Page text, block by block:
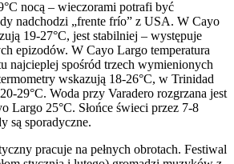
nocą – wieczorami potrafi być
nadchodzi „frente frío” z USA. W Cayo
19-27°C, jest stabilniej – występuje
epizodów. W Cayo Largo temperatura
najcieplej spośród trzech wymienionych
wskazują 18-26°C, w Trinidad
29°C. Woda przy Varadero rozgrzana jest
Largo 25°C. Słońce świeci przez 7-8
są sporadyczne.
pracuje na pełnych obrotach. Festiwal